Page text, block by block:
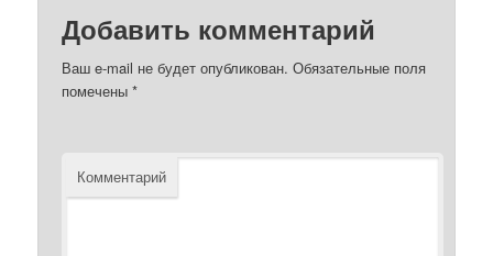
Добавить комментарий
Ваш e-mail не будет опубликован. Обязательные поля
помечены*
Комментарий